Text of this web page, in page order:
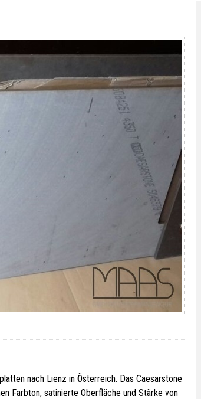
nach Lienz in Österreich. Das Caesarstone
Farbton, satinierte Oberfläche und Stärke von